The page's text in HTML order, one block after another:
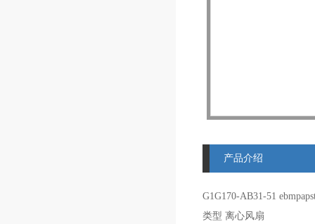
产品介绍
G1G170-AB31-51
类型 离心风扇